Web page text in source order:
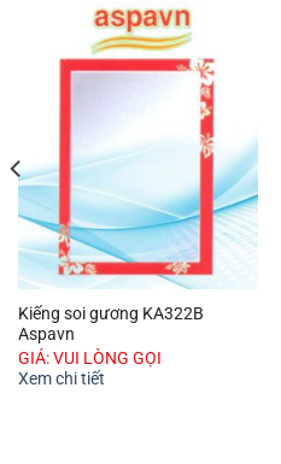
Kiếng soi gương KA322B
Aspavn
GIÁ: VUI LÒNG GỌI
Xem chi tiết